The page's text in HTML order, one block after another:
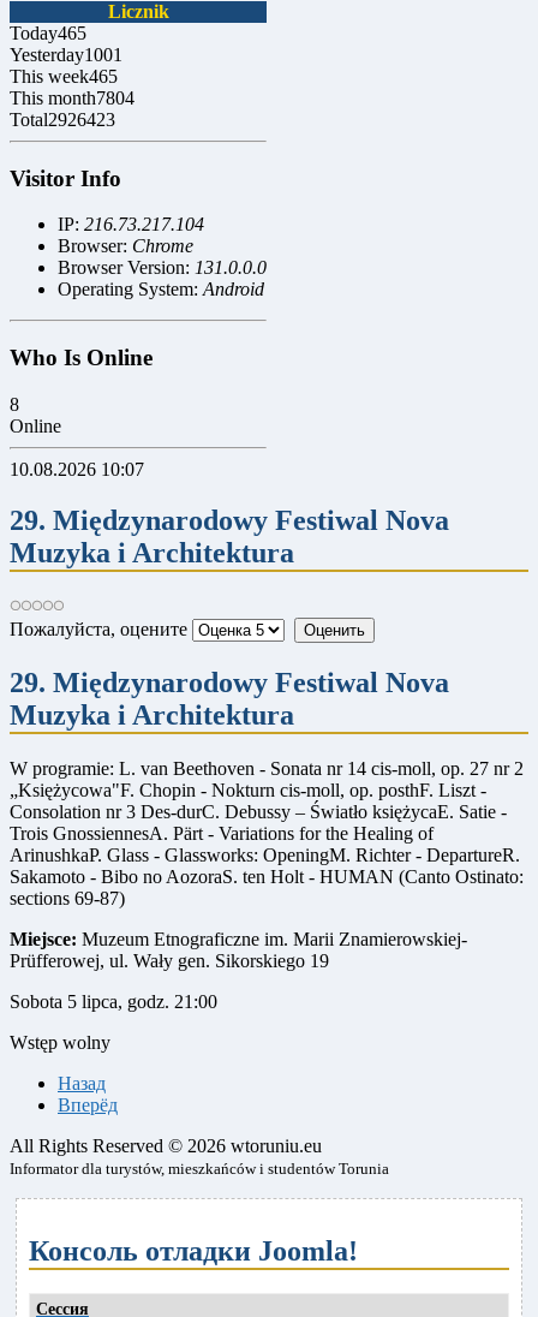
Licznik
Today465
Yesterday1001
This week465
This month7804
Total2926423
Visitor Info
IP: 216.73.217.104
Browser: Chrome
Browser Version: 131.0.0.0
Operating System:Android
Who Is Online
8
Online
10.08.2026 10:07
29. Międzynarodowy Festiwal Nova
Muzyka i Architektura
Пожалуйста, оцените
29. Międzynarodowy Festiwal Nova
Muzyka i Architektura
W programie: L. van Beethoven - Sonata nr 14 cis-moll, op. 27 nr 2
„Księżycowa"F. Chopin - Nokturn cis-moll, op. posthF. Liszt -
Consolation nr 3 Des-durC. Debussy – Światło księżycaE. Satie -
Trois GnossiennesA. Pärt - Variations for the Healing of
ArinushkaP. Glass - Glassworks: OpeningM. Richter - DepartureR.
Sakamoto - Bibo no AozoraS. ten Holt - HUMAN (Canto Ostinato:
sections 69-87)
Miejsce: Muzeum Etnograficzne im. Marii Znamierowskiej-
Prüfferowej, ul. Wały gen. Sikorskiego 19
Sobota 5 lipca, godz. 21:00
Wstęp wolny
Назад
Вперёд
All Rights Reserved © 2026 wtoruniu.eu
Informator dla turystów, mieszkańców i studentów Torunia
Консоль отладки Joomla!
Сессия